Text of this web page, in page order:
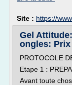
Site : https://
Gel
ongles:
PROTOCOLE
Etape 1 :
Avant toute